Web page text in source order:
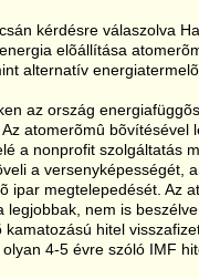
kérdésre válaszolva
elõállítása
alternatív
az ország
atomerõmû bõvítésével
a nonprofit szolgáltatás
a versenyképességét,
ipar megtelepedését. Az
legjobbak, nem is
hitel
4-5 évre szóló IMF